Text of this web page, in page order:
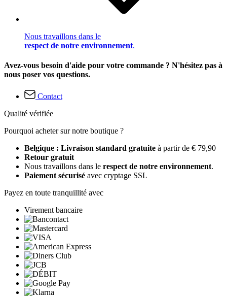
Nous travaillons dans le
respect de notre environnement.
Avez-vous besoin d'aide pour votre commande ? N'hésitez pas à
nous poser vos questions.
Contact
Qualité vérifiée
Pourquoi acheter sur notre boutique ?
Belgique : Livraison standard gratuite à partir de € 79,90
Retour gratuit
Nous travaillons dans le respect de notre environnement.
Paiement sécurisé avec cryptage SSL
Payez en toute tranquillité avec
Virement bancaire